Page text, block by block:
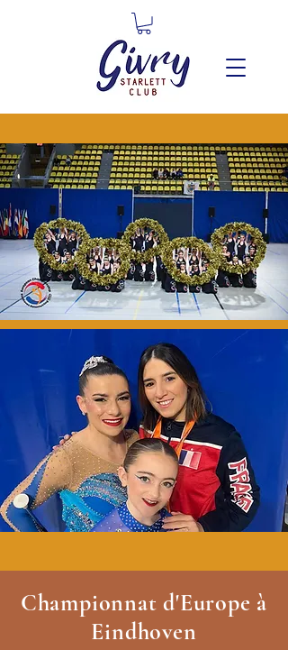
Championnat d'Europe à
Eindhoven